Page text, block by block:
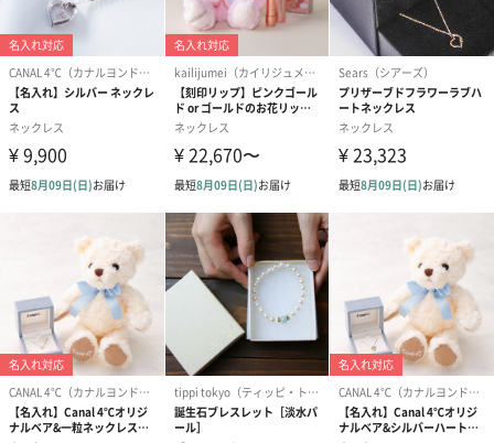
プロヴァンスローズラッピ
ング（2,500円）
プリザーブドフラワーボックスラ
ッピング（5,500円）